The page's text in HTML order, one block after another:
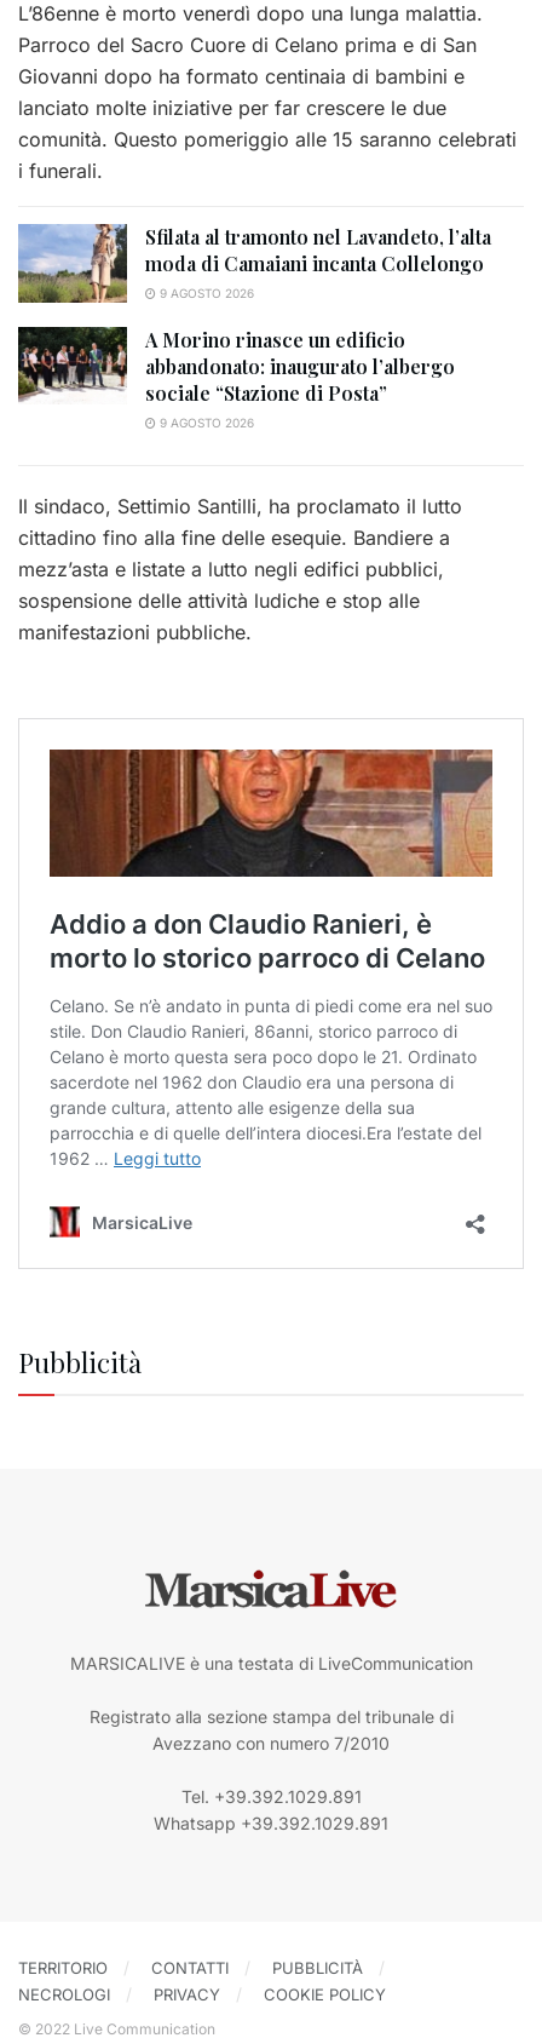
L’86enne è morto venerdì dopo una lunga malattia.
Parroco del Sacro Cuore di Celano prima e di San
Giovanni dopo ha formato centinaia di bambini e
lanciato molte iniziative per far crescere le due
comunità. Questo pomeriggio alle 15 saranno celebrati
i funerali.
Sfilata al tramonto nel Lavandeto, l’alta
moda di Camaiani incanta Collelongo
9 AGOSTO 2026
A Morino rinasce un edificio
abbandonato: inaugurato l’albergo
sociale “Stazione di Posta”
9 AGOSTO 2026
Il sindaco, Settimio Santilli, ha proclamato il lutto
cittadino fino alla fine delle esequie. Bandiere a
mezz’asta e listate a lutto negli edifici pubblici,
sospensione delle attività ludiche e stop alle
manifestazioni pubbliche.
Pubblicità
MARSICALIVE è una testata di LiveCommunication
Registrato alla sezione stampa del tribunale di
Avezzano con numero 7/2010
Tel. +39.392.1029.891
Whatsapp +39.392.1029.891
TERRITORIO CONTATTI
PUBBLICITÀ
NECROLOGI
PRIVACY COOKIE POLICY
© 2022 Live Communication